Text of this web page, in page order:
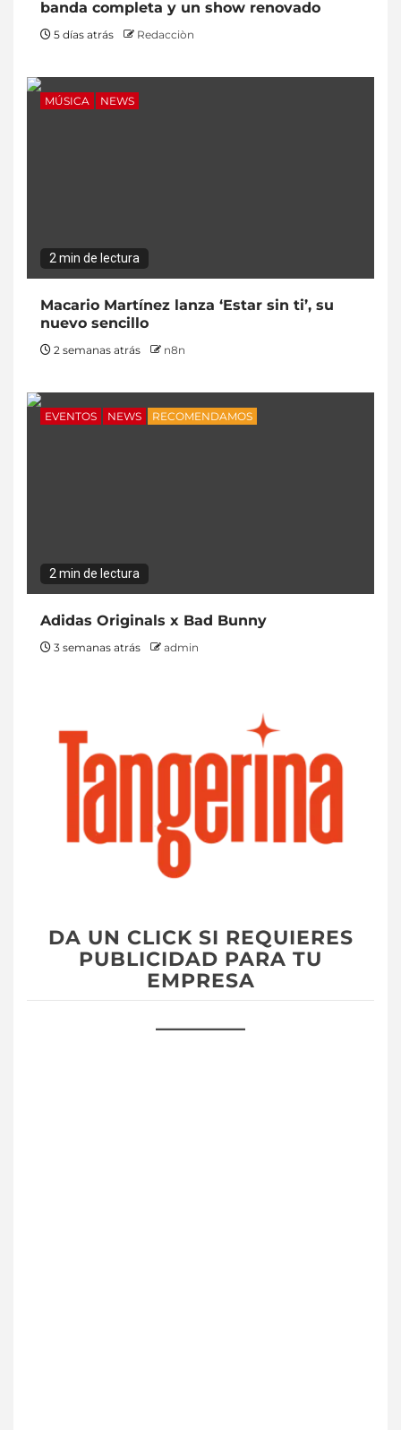
banda completa y un show renovado
5 días atrás Redacciòn
MÚSICA NEWS
2 min de lectura
Macario Martínez lanza ‘Estar sin ti’, su
nuevo sencillo
2 semanas atrás n8n
EVENTOS NEWS RECOMENDAMOS
2 min de lectura
Adidas Originals x Bad Bunny
3 semanas atrás admin
DA UN CLICK SI REQUIERES
PUBLICIDAD PARA TU
EMPRESA